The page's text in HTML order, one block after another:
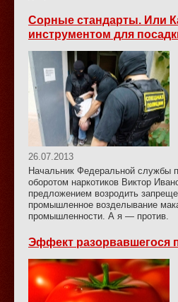
Сорные стандарты. Или
инструментом для
26.07.2013
Начальник Федеральной службы
оборотом наркотиков Виктор
предложением возродить
промышленное возделывание
промышленности. А я — против.
Эффект разорвавшегося